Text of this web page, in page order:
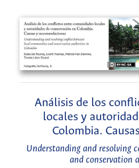
Análisis de los
locales y
Colombia.
Understanding and resolving
and conservation